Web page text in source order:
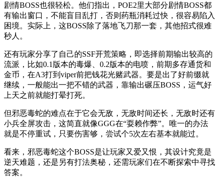
剧情BOSS也很轻松。他们指出，POE2里大部分剧情BOSS都
有输出窗口，不能盲目乱打，否则药瓶消耗过快，很容易陷入
困境。实际上，这BOSS除了落地飞刀那一套，其他招式很难
秒人。
还有玩家分享了自己的SSF开荒策略，即选择前期输出较高的
流派，比如0.1版本的毒爆、0.2版本的电喷，前期多存通货和
金币，在A3打到viper前把钱花光赌武器。要是出了好前缀就
继续，一般能出一把不错的武器，靠输出碾压BOSS，运气好
上天之前就能打晕打死。
但邪恶毒蛇的难点在于它会无敌，无敌时间还长，无敌时还有
小兵全屏攻击，这简直就像GGG在“耍赖作弊”。唯一的办法
就是不停重试，只要伤害够，尝试个5次左右基本就能过。
看来，邪恶毒蛇这个BOSS是让玩家又爱又恨，其设计究竟是
逆天难题，还是另有打法奥秘，还需玩家们在不断探索中寻找
答案。